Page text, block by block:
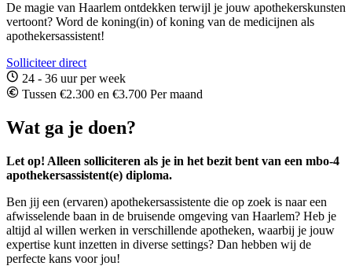
De magie van Haarlem ontdekken terwijl je jouw apothekerskunsten
vertoont? Word de koning(in) of koning van de medicijnen als
apothekersassistent!
Solliciteer direct
24 - 36 uur per week
Tussen €2.300 en €3.700 Per maand
Wat ga je doen?
Let op! Alleen solliciteren als je in het bezit bent van een mbo-4
apothekersassistent(e) diploma.
Ben jij een (ervaren) apothekersassistente die op zoek is naar een
afwisselende baan in de bruisende omgeving van Haarlem? Heb je
altijd al willen werken in verschillende apotheken, waarbij je jouw
expertise kunt inzetten in diverse settings? Dan hebben wij de
perfecte kans voor jou!